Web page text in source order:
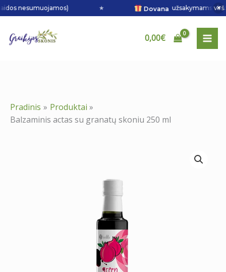
nesumuojamos) Dovanaužsakymams virš 50
×
Pereiti
prie
turinio
0,00€
Pradinis
Produktai
Balzaminis actas su granatų skoniu 250 ml